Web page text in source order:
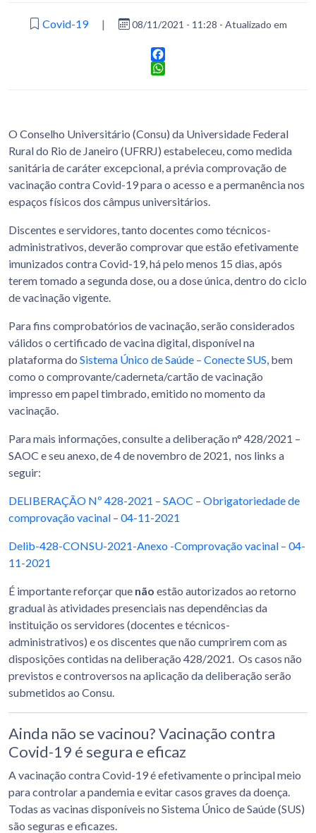
Covid-19 | 08/11/2021 - 11:28 - Atualizado em
Facebook
O Conselho Universitário (Consu) da Universidade Federal
Rural do Rio de Janeiro (UFRRJ) estabeleceu, como medida
sanitária de caráter excepcional, a prévia comprovação de
vacinação contra Covid-19 para o acesso e a permanência nos
espaços físicos dos câmpus universitários.
Discentes e servidores, tanto docentes como técnicos-
administrativos, deverão comprovar que estão efetivamente
imunizados contra Covid-19, há pelo menos 15 dias, após
terem tomado a segunda dose, ou a dose única, dentro do ciclo
de vacinação vigente.
Para fins comprobatórios de vacinação, serão considerados
válidos o certificado de vacina digital, disponível na
plataforma do Sistema Único de Saúde – Conecte SUS , bem
como o comprovante/caderneta/cartão de vacinação
impresso em papel timbrado, emitido no momento da
vacinação.
Para mais informações, consulte a deliberação n° 428/2021 –
SAOC e seu anexo, de 4 de novembro de 2021, nos links a
seguir:
DELIBERAÇÃO Nº 428-2021 – SAOC – Obrigatoriedade de
comprovação vacinal – 04-11-2021
Delib-428-CONSU-2021-Anexo -Comprovação vacinal – 04-
11-2021
É importante reforçar que não estão autorizados ao retorno
gradual às atividades presenciais nas dependências da
instituição os servidores (docentes e técnicos-
administrativos) e os discentes que não cumprirem com as
disposições contidas na deliberação 428/2021. Os casos não
previstos e controversos na aplicação da deliberação serão
submetidos ao Consu.
Ainda não se vacinou? Vacinação contra
Covid-19 é segura e eficaz
A vacinação contra Covid-19 é efetivamente o principal meio
para controlar a pandemia e evitar casos graves da doença.
Todas as vacinas disponíveis no Sistema Único de Saúde (SUS)
são seguras e eficazes.